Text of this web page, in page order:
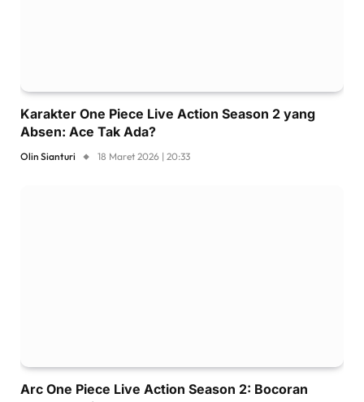
Karakter One Piece Live Action Season 2 yang
Absen: Ace Tak Ada?
Olin Sianturi 18 Maret 2026 | 20:33
Arc One Piece Live Action Season 2: Bocoran